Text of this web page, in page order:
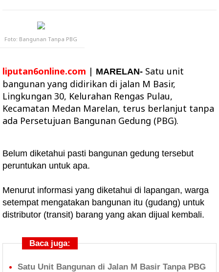
Foto: Bangunan Tanpa PBG
liputan6online.com | MARELAN- Satu unit
bangunan yang didirikan di jalan M Basir,
Lingkungan 30, Kelurahan Rengas Pulau,
Kecamatan Medan Marelan, terus berlanjut tanpa
ada Persetujuan Bangunan Gedung (PBG).
Belum diketahui pasti bangunan gedung tersebut
peruntukan untuk apa.
Menurut informasi yang diketahui di lapangan, warga
setempat mengatakan bangunan itu (gudang) untuk
distributor (transit) barang yang akan dijual kembali.
Baca juga:
Satu Unit Bangunan di Jalan M Basir Tanpa PBG